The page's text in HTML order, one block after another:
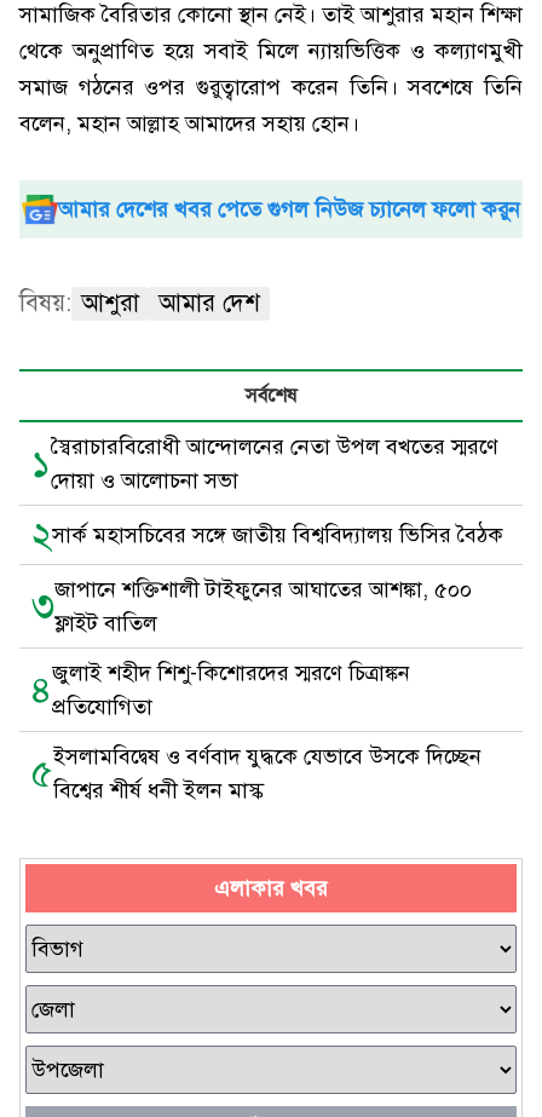
সামাজিক বৈরিতার কোনো স্থান নেই। তাই আশুরার মহান শিক্ষা
থেকে অনুপ্রাণিত হয়ে সবাই মিলে ন্যায়ভিত্তিক ও কল্যাণমুখী
সমাজ গঠনের ওপর গুরুত্বারোপ করেন তিনি। সবশেষে তিনি
বলেন, মহান আল্লাহ আমাদের সহায় হোন।
আমার দেশের খবর পেতে গুগল নিউজ চ্যানেল ফলো করুন
বিষয়: আশুরা আমার দেশ
সর্বশেষ
১স্বৈরাচারবিরোধী আন্দোলনের নেতা উপল বখতের স্মরণে
দোয়া ও আলোচনা সভা
২সার্ক মহাসচিবের সঙ্গে জাতীয় বিশ্ববিদ্যালয় ভিসির বৈঠক
৩জাপানে শক্তিশালী টাইফুনের আঘাতের আশঙ্কা, ৫০০
ফ্লাইট বাতিল
৪জুলাই শহীদ শিশু-কিশোরদের স্মরণে চিত্রাঙ্কন
প্রতিযোগিতা
৫ইসলামবিদ্বেষ ও বর্ণবাদ যুদ্ধকে যেভাবে উসকে দিচ্ছেন
বিশ্বের শীর্ষ ধনী ইলন মাস্ক
এলাকার খবর